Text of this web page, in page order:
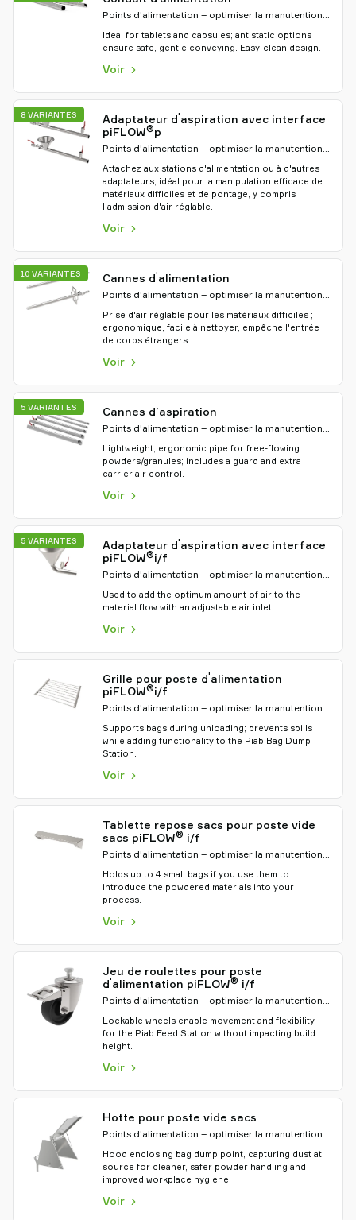
Points d'alimentation – optimiser la manutention
des matériaux
Ideal for tablets and capsules; antistatic options
ensure safe, gentle conveying. Easy-clean design.
Voir
Adaptateur d'aspiration avec interface
piFLOW®p
Points d'alimentation – optimiser la manutention
des matériaux
Attachez aux stations d'alimentation ou à d'autres
adaptateurs; idéal pour la manipulation efficace de
matériaux difficiles et de pontage, y compris
l'admission d'air réglable.
Voir
8 VARIANTES
Cannes d'alimentation
Points d'alimentation – optimiser la manutention
des matériaux
Prise d'air réglable pour les matériaux difficiles ;
ergonomique, facile à nettoyer, empêche l'entrée
de corps étrangers.
Voir
10 VARIANTES
Cannes d’aspiration
Points d'alimentation – optimiser la manutention
des matériaux
Lightweight, ergonomic pipe for free-flowing
powders/granules; includes a guard and extra
carrier air control.
Voir
5 VARIANTES
Adaptateur d'aspiration avec interface
piFLOW®i/f
Points d'alimentation – optimiser la manutention
des matériaux
Used to add the optimum amount of air to the
material flow with an adjustable air inlet.
Voir
5 VARIANTES
Grille pour poste d'alimentation
piFLOW®i/f
Points d'alimentation – optimiser la manutention
des matériaux
Supports bags during unloading; prevents spills
while adding functionality to the Piab Bag Dump
Station.
Voir
Tablette repose sacs pour poste vide
sacs piFLOW® i/f
Points d'alimentation – optimiser la manutention
des matériaux
Holds up to 4 small bags if you use them to
introduce the powdered materials into your
process.
Voir
Jeu de roulettes pour poste
d'alimentation piFLOW® i/f
Points d'alimentation – optimiser la manutention
des matériaux
Lockable wheels enable movement and flexibility
for the Piab Feed Station without impacting build
height.
Voir
Hotte pour poste vide sacs
Points d'alimentation – optimiser la manutention
des matériaux
Hood enclosing bag dump point, capturing dust at
source for cleaner, safer powder handling and
improved workplace hygiene.
Voir